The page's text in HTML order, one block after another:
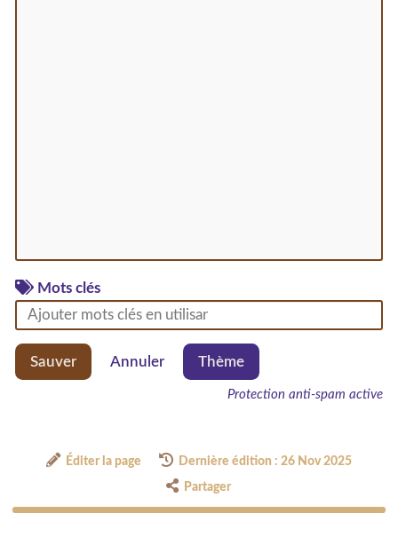
Mots clés
Sauver Annuler Thème
Protection anti-spam active
Éditer la page Dernière édition : 26 Nov 2025
Partager